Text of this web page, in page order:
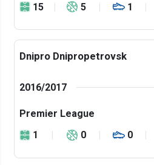
15
5 1
Dnipro Dnipropetrovsk
2016/2017
Premier League
1
0 0